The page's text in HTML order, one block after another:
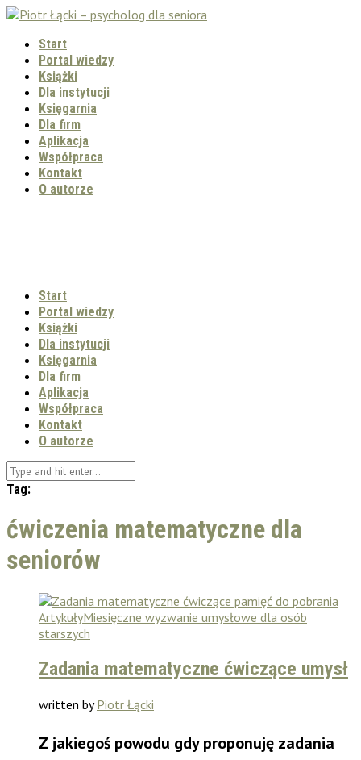
Start
Portal wiedzy
Książki
Dla instytucji
Księgarnia
Dla firm
Aplikacja
Współpraca
Kontakt
O autorze
Start
Portal wiedzy
Książki
Dla instytucji
Księgarnia
Dla firm
Aplikacja
Współpraca
Kontakt
O autorze
Tag:
ćwiczenia matematyczne dla
seniorów
ArtykułyMiesięczne wyzwanie umysłowe dla osób
starszych
Zadania matematyczne ćwiczące umysł
written byPiotr Łącki
Z jakiegoś powodu gdy proponuję zadania